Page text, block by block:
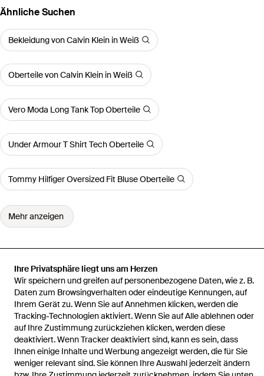
Ihre Privatsphäre liegt uns am Herzen
Wir speichern und greifen auf personenbezogene Daten, wie z. B.
Daten zum Browsingverhalten oder eindeutige Kennungen, auf
Ihrem Gerät zu. Wenn Sie auf Annehmen klicken, werden die
Tracking-Technologien aktiviert. Wenn Sie auf Alle ablehnen oder
auf Ihre Zustimmung zurückziehen klicken, werden diese
deaktiviert. Wenn Tracker deaktiviert sind, kann es sein, dass
Ihnen einige Inhalte und Werbung angezeigt werden, die für Sie
weniger relevant sind. Sie können Ihre Auswahl jederzeit ändern
Ähnliche Suchen
Bekleidung von Calvin Klein in Weiß
Oberteile von Calvin Klein in Weiß
Vero Moda Long Tank Top Oberteile
Under Armour T Shirt Tech Oberteile
Tommy Hilfiger Oversized Fit Bluse Oberteile
Mehr anzeigen
Startseite Damen Oberteile Calvin Klein Oberteile Shirt
Hilfe und Informationen